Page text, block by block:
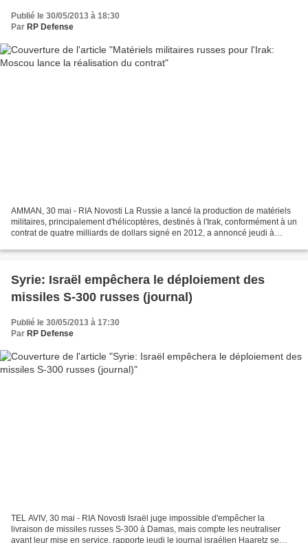
Publié le 30/05/2013 à 18:30
Par RP Defense
AMMAN, 30 mai - RIA Novosti La Russie a lancé la production de matériels
militaires, principalement d'hélicoptères, destinés à l'Irak, conformément à un
contrat de quatre milliards de dollars signé en 2012, a annoncé jeudi à
Syrie: Israël empêchera le déploiement des
missiles S-300 russes (journal)
Publié le 30/05/2013 à 17:30
Par RP Defense
TEL AVIV, 30 mai - RIA Novosti Israël juge impossible d'empêcher la
livraison de missiles russes S-300 à Damas, mais compte les neutraliser
avant leur mise en service, rapporte jeudi le journal israélien Haaretz se